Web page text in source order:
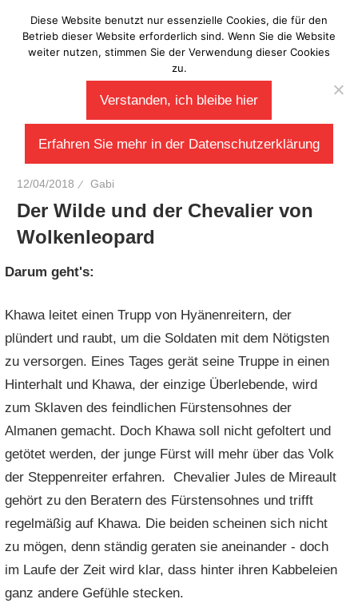
Inhalt
springen
Laberladen
12/04/2018 Gabi
Der Wilde und der Chevalier von
Wolkenleopard
Darum geht's:
Khawa leitet einen Trupp von Hyänenreitern, der
plündert und raubt, um die Soldaten mit dem Nötigsten
zu versorgen. Eines Tages gerät seine Truppe in einen
Hinterhalt und Khawa, der einzige Überlebende, wird
zum Sklaven des feindlichen Fürstensohnes der
Almanen gemacht. Doch Khawa soll nicht gefoltert und
getötet werden, der junge Fürst will mehr über das Volk
der Steppenreiter erfahren. Chevalier Jules de Mireault
gehört zu den Beratern des Fürstensohnes und trifft
regelmäßig auf Khawa. Die beiden scheinen sich nicht
zu mögen, denn ständig geraten sie aneinander - doch
im Laufe der Zeit wird klar, dass hinter ihren Kabbeleien
ganz andere Gefühle stecken.
Diese Website benutzt nur essenzielle Cookies, die für den
Betrieb dieser Website erforderlich sind. Wenn Sie die Website
weiter nutzen, stimmen Sie der Verwendung dieser Cookies
zu.
Verstanden, ich bleibe hier
Erfahren Sie mehr in der Datenschutzerklärung